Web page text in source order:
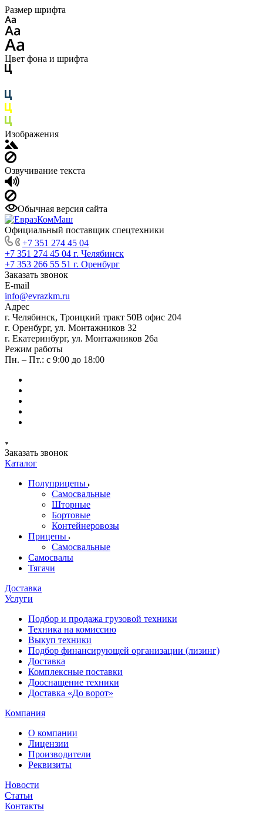
Размер шрифта
Цвет фона и шрифта
Изображения
Озвучивание текста
Обычная версия сайта
Официальный поставщик спецтехники
+7 351 274 45 04
+7 351 274 45 04 г. Челябинск
+7 353 266 55 51 г. Оренбург
Заказать звонок
E-mail
info@evrazkm.ru
Адрес
г. Челябинск, Троицкий тракт 50В офис 204
г. Оренбург, ул. Монтажников 32
г. Екатеринбург, ул. Монтажников 26а
Режим работы
Пн. – Пт.: с 9:00 до 18:00
Заказать звонок
Каталог
Полуприцепы
Самосвальные
Шторные
Бортовые
Контейнеровозы
Прицепы
Самосвальные
Самосвалы
Тягачи
Доставка
Услуги
Подбор и продажа грузовой техники
Техника на комиссию
Выкуп техники
Подбор финансирующей организации (лизинг)
Доставка
Комплексные поставки
Дооснащение техники
Доставка «До ворот»
Компания
О компании
Лицензии
Производители
Реквизиты
Новости
Статьи
Контакты